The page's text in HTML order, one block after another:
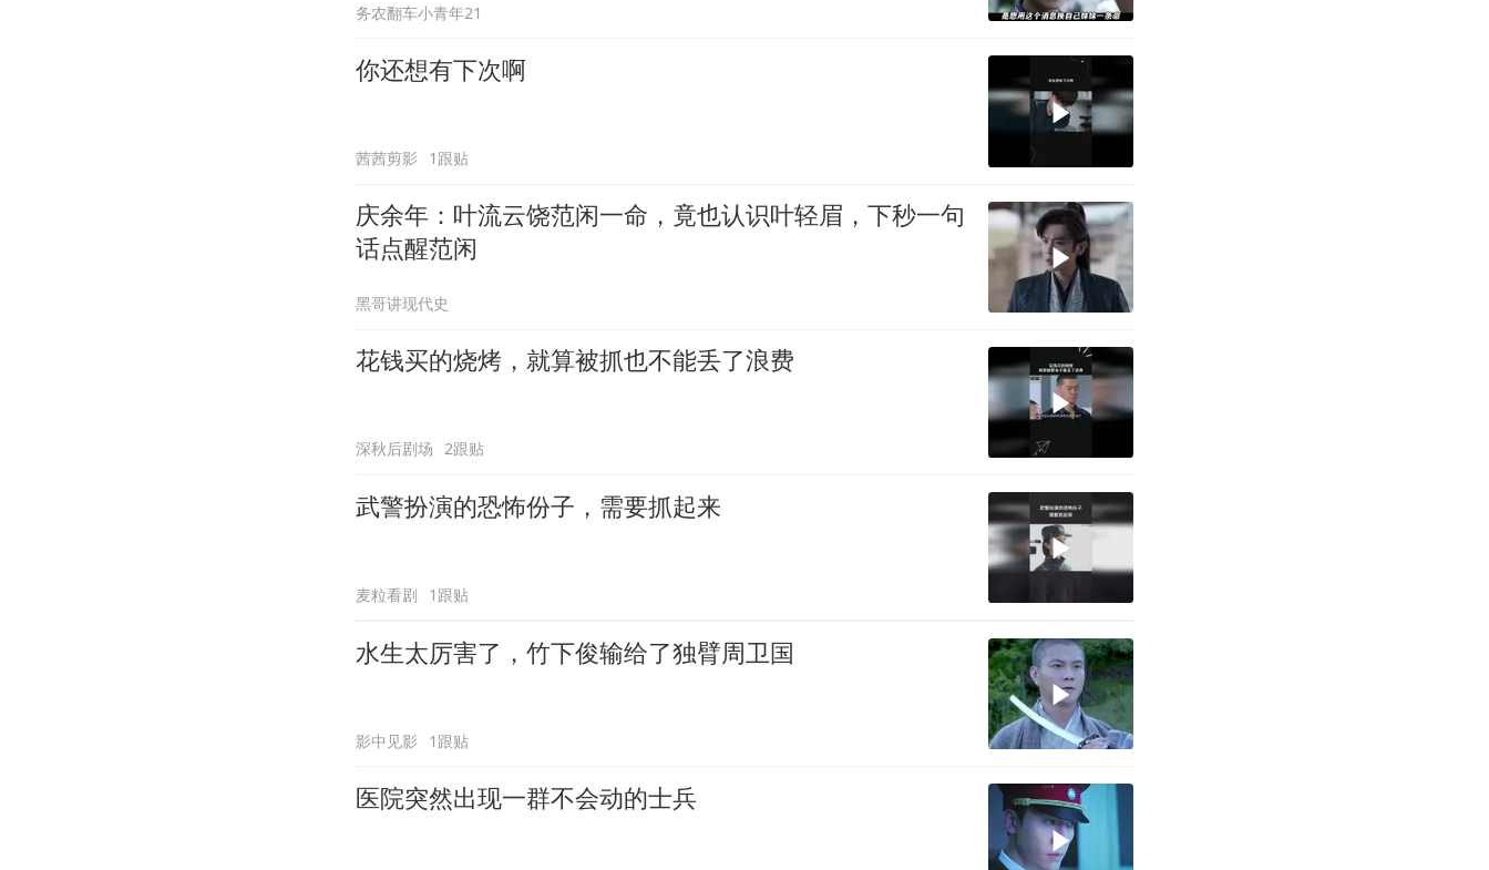
务农翻车小青年21
你还想有下次啊
茜茜剪影 1跟贴
庆余年：叶流云饶范闲一命，竟也认识叶轻眉，下秒一句
话点醒范闲
黑哥讲现代史
花钱买的烧烤，就算被抓也不能丢了浪费
深秋后剧场 2跟贴
武警扮演的恐怖份子，需要抓起来
麦粒看剧 1跟贴
水生太厉害了，竹下俊输给了独臂周卫国
影中见影 1跟贴
医院突然出现一群不会动的士兵